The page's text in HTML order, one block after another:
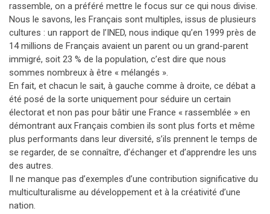
rassemble, on a préféré mettre le focus sur ce qui nous divise.
Nous le savons, les Français sont multiples, issus de plusieurs
cultures : un rapport de l’INED, nous indique qu’en 1999 près de
14 millions de Français avaient un parent ou un grand-parent
immigré, soit 23 % de la population, c’est dire que nous
sommes nombreux à être « mélangés ».
En fait, et chacun le sait, à gauche comme à droite, ce débat a
été posé de la sorte uniquement pour séduire un certain
électorat et non pas pour bâtir une France « rassemblée » en
démontrant aux Français combien ils sont plus forts et même
plus performants dans leur diversité, s’ils prennent le temps de
se regarder, de se connaître, d’échanger et d’apprendre les uns
des autres.
Il ne manque pas d’exemples d’une contribution significative du
multiculturalisme au développement et à la créativité d’une
nation.